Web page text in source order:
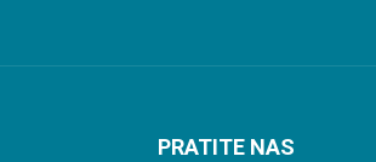
PRATITE NAS